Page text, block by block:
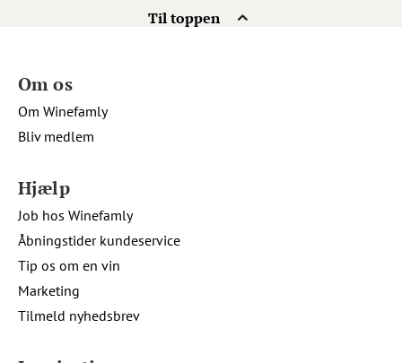
Til toppen
Om os
Om Winefamly
Bliv medlem
Hjælp
Job hos Winefamly
Åbningstider kundeservice
Tip os om en vin
Marketing
Tilmeld nyhedsbrev